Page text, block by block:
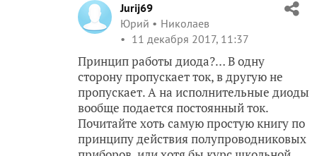
Jurij69
Юрий
Николаев
11 декабря 2017, 11:37
Принцип работы диода?… В одну
сторону пропускает ток, в другую не
пропускает. А на исполнительные диоды
вообще подается постоянный ток.
Почитайте хоть самую простую книгу по
принципу действия полупроводниковых